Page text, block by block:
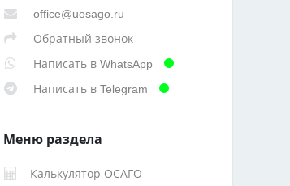
office@uosago.ru
Обратный звонок
Написать в WhatsApp
Написать в Telegram
Меню раздела
Калькулятор ОСАГО